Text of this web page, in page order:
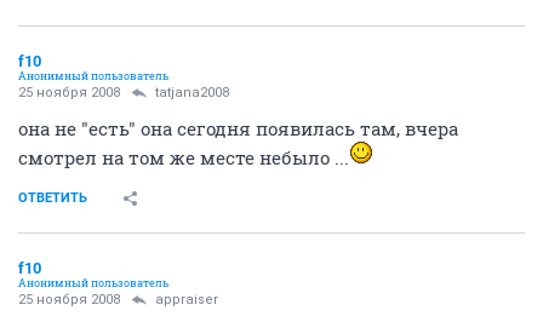
f10
Анонимный пользователь
25 ноября 2008 tatjana2008
она не "есть" она сегодня появилась там, вчера
смотрел на том же месте небыло ...
ОТВЕТИТЬ
f10
Анонимный пользователь
25 ноября 2008 appraiser